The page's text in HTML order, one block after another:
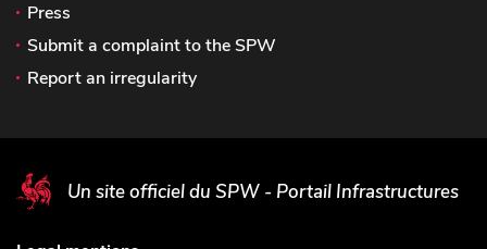
Press
Submit a complaint to the SPW
Report an irregularity
Un site officiel du SPW - Portail Infrastructures